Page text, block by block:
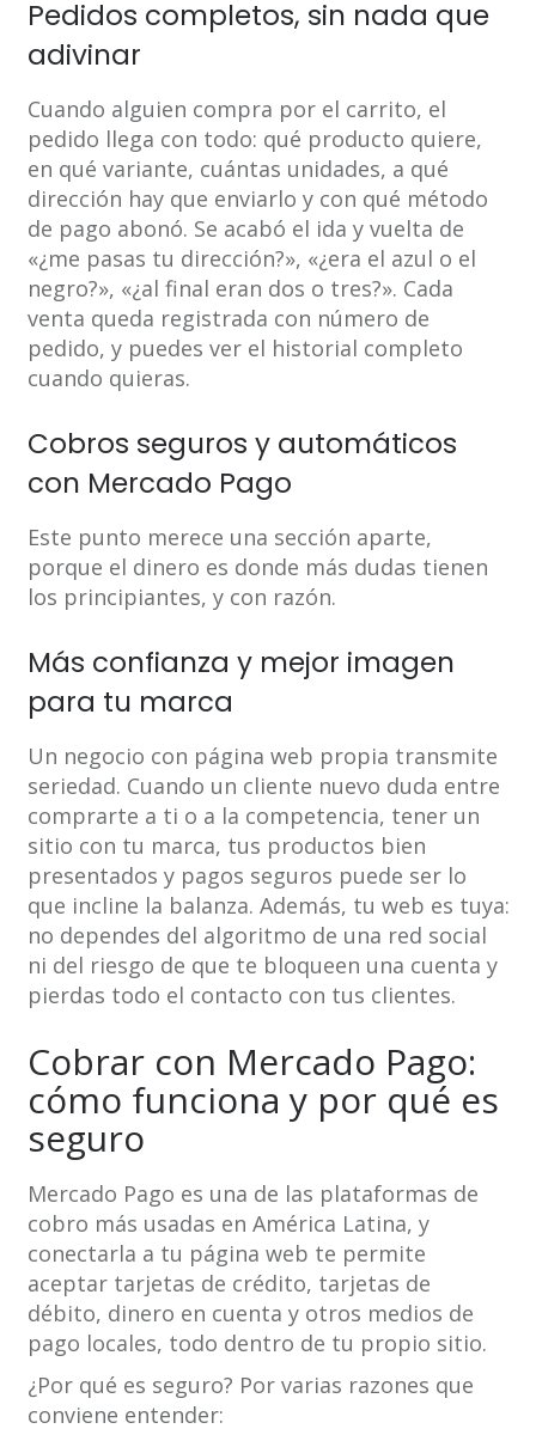
Pedidos completos, sin nada que
adivinar
Cuando alguien compra por el carrito, el
pedido llega con todo: qué producto quiere,
en qué variante, cuántas unidades, a qué
dirección hay que enviarlo y con qué método
de pago abonó. Se acabó el ida y vuelta de
«¿me pasas tu dirección?», «¿era el azul o el
negro?», «¿al final eran dos o tres?». Cada
venta queda registrada con número de
pedido, y puedes ver el historial completo
cuando quieras.
Cobros seguros y automáticos
con Mercado Pago
Este punto merece una sección aparte,
porque el dinero es donde más dudas tienen
los principiantes, y con razón.
Más confianza y mejor imagen
para tu marca
Un negocio con página web propia transmite
seriedad. Cuando un cliente nuevo duda entre
comprarte a ti o a la competencia, tener un
sitio con tu marca, tus productos bien
presentados y pagos seguros puede ser lo
que incline la balanza. Además, tu web es tuya:
no dependes del algoritmo de una red social
ni del riesgo de que te bloqueen una cuenta y
pierdas todo el contacto con tus clientes.
Cobrar con Mercado Pago:
cómo funciona y por qué es
seguro
Mercado Pago es una de las plataformas de
cobro más usadas en América Latina, y
conectarla a tu página web te permite
aceptar tarjetas de crédito, tarjetas de
débito, dinero en cuenta y otros medios de
pago locales, todo dentro de tu propio sitio.
¿Por qué es seguro? Por varias razones que
conviene entender: